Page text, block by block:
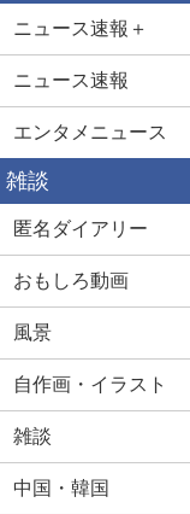
ニュース速報＋
ニュース速報
エンタメニュース
雑談
匿名ダイアリー
おもしろ動画
風景
自作画・イラスト
雑談
中国・韓国